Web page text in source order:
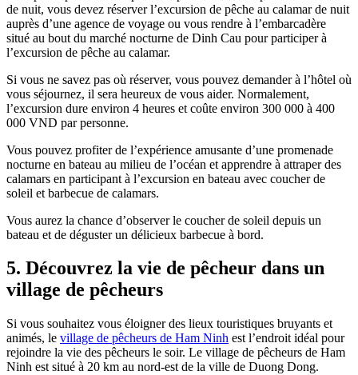
de nuit, vous devez réserver l’excursion de pêche au calamar de nuit
auprès d’une agence de voyage ou vous rendre à l’embarcadère
situé au bout du marché nocturne de Dinh Cau pour participer à
l’excursion de pêche au calamar.
Si vous ne savez pas où réserver, vous pouvez demander à l’hôtel où
vous séjournez, il sera heureux de vous aider. Normalement,
l’excursion dure environ 4 heures et coûte environ 300 000 à 400
000 VND par personne.
Vous pouvez profiter de l’expérience amusante d’une promenade
nocturne en bateau au milieu de l’océan et apprendre à attraper des
calamars en participant à l’excursion en bateau avec coucher de
soleil et barbecue de calamars.
Vous aurez la chance d’observer le coucher de soleil depuis un
bateau et de déguster un délicieux barbecue à bord.
5. Découvrez la vie de pêcheur dans un
village de pêcheurs
Si vous souhaitez vous éloigner des lieux touristiques bruyants et
animés, le village de pêcheurs de Ham Ninh est l’endroit idéal pour
rejoindre la vie des pêcheurs le soir. Le village de pêcheurs de Ham
Ninh est situé à 20 km au nord-est de la ville de Duong Dong.